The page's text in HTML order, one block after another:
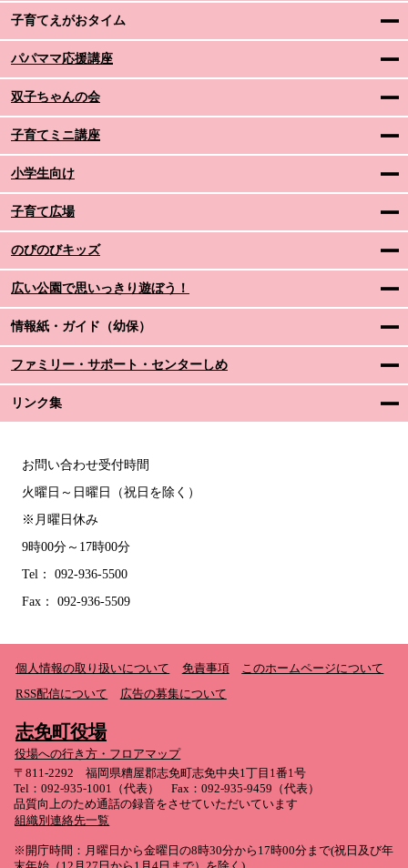
子育てえがおタイム
パパママ応援講座
双子ちゃんの会
子育てミニ講座
小学生向け
子育て広場
のびのびキッズ
広い公園で思いっきり遊ぼう！
情報紙・ガイド（幼保）
ファミリー・サポート・センターしめ
リンク集
お問い合わせ受付時間
火曜日～日曜日（祝日を除く）
※月曜日休み
9時00分～17時00分
Tel： 092-936-5500
Fax： 092-936-5509
個人情報の取り扱いについて 免責事項
このホームページについて
RSS配信について
広告の募集について
志免町役場
役場への行き方・フロアマップ
〒811-2292 福岡県糟屋郡志免町志免中央1丁目1番1号
Tel：092-935-1001（代表） Fax：092-935-9459（代表）
品質向上のため通話の録音をさせていただいています
組織別連絡先一覧
※開庁時間：月曜日から金曜日の8時30分から17時00分まで(祝日及び年